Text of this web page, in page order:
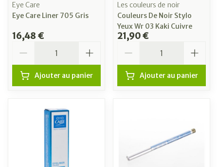
Eye Care
Eye Care Liner 705 Gris
16,48 €
Ajouter au panier
Les couleurs de noir
Couleurs De Noir Stylo
Yeux Wr 03 Kaki Cuivre
21,90 €
Ajouter au panier